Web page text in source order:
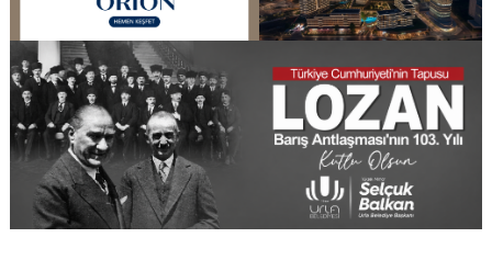
Çerez Politikası
Künye
Ankara
TBMM